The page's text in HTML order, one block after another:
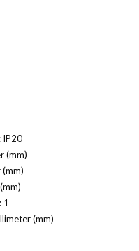
IP20
(mm)
1
(mm)